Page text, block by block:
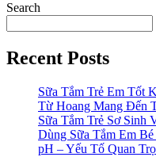
Search
Recent Posts
Sữa Tắm Trẻ Em Tốt
Từ Hoang Mang Đến
Sữa Tắm Trẻ Sơ Sinh
Dùng Sữa Tắm Em
pH – Yếu Tố Quan